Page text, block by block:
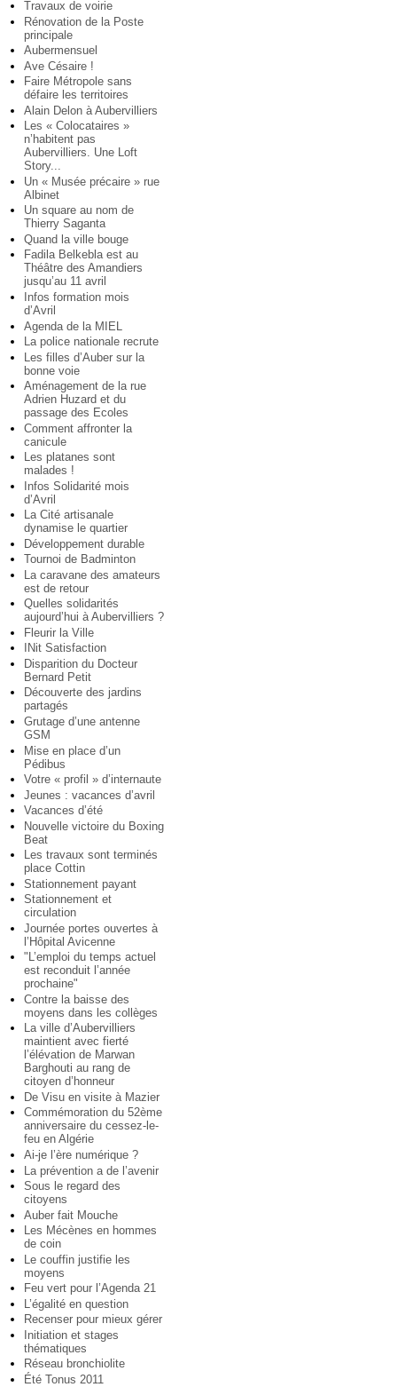
Travaux de voirie
Rénovation de la Poste
principale
Aubermensuel
Ave Césaire !
Faire Métropole sans
défaire les territoires
Alain Delon à Aubervilliers
Les « Colocataires »
n’habitent pas
Aubervilliers. Une Loft
Story...
Un « Musée précaire » rue
Albinet
Un square au nom de
Thierry Saganta
Quand la ville bouge
Fadila Belkebla est au
Théâtre des Amandiers
jusqu’au 11 avril
Infos formation mois
d’Avril
Agenda de la MIEL
La police nationale recrute
Les filles d’Auber sur la
bonne voie
Aménagement de la rue
Adrien Huzard et du
passage des Ecoles
Comment affronter la
canicule
Les platanes sont
malades !
Infos Solidarité mois
d’Avril
La Cité artisanale
dynamise le quartier
Développement durable
Tournoi de Badminton
La caravane des amateurs
est de retour
Quelles solidarités
aujourd’hui à Aubervilliers ?
Fleurir la Ville
INit Satisfaction
Disparition du Docteur
Bernard Petit
Découverte des jardins
partagés
Grutage d’une antenne
GSM
Mise en place d’un
Pédibus
Votre « profil » d’internaute
Jeunes : vacances d’avril
Vacances d’été
Nouvelle victoire du Boxing
Beat
Les travaux sont terminés
place Cottin
Stationnement payant
Stationnement et
circulation
Journée portes ouvertes à
l’Hôpital Avicenne
"L’emploi du temps actuel
est reconduit l’année
prochaine"
Contre la baisse des
moyens dans les collèges
La ville d’Aubervilliers
maintient avec fierté
l’élévation de Marwan
Barghouti au rang de
citoyen d’honneur
De Visu en visite à Mazier
Commémoration du 52ème
anniversaire du cessez-le-
feu en Algérie
Ai-je l’ère numérique ?
La prévention a de l’avenir
Sous le regard des
citoyens
Auber fait Mouche
Les Mécènes en hommes
de coin
Le couffin justifie les
moyens
Feu vert pour l’Agenda 21
L’égalité en question
Recenser pour mieux gérer
Initiation et stages
thématiques
Réseau bronchiolite
Été Tonus 2011